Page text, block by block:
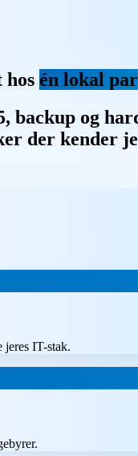
én lokal
backup og
der kender
jeres IT-stak.